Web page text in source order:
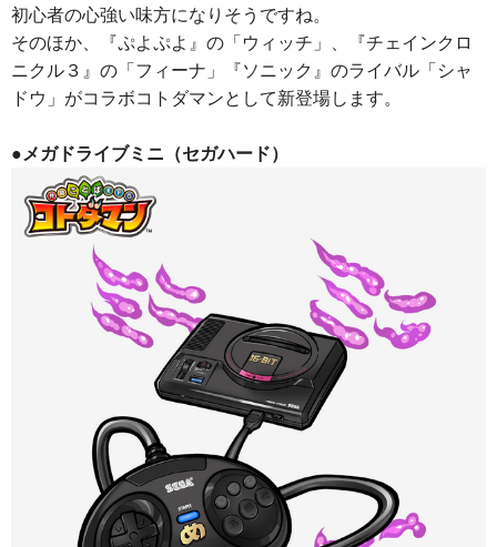
初心者の心強い味方になりそうですね。
そのほか、『ぷよぷよ』の「ウィッチ」、『チェインクロ
ニクル３』の「フィーナ」『ソニック』のライバル「シャ
ドウ」がコラボコトダマンとして新登場します。
●メガドライブミニ（セガハード）